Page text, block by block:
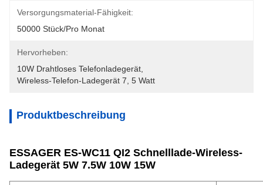
Versorgungsmaterial-Fähigkeit:
50000 Stück/pro Monat
Hervorheben:
10W Drahtloses Telefonladegerät
Wireless-Telefon-Ladegerät 7 5 Watt
Produktbeschreibung
ESSAGER ES-WC11 QI2 Schnelllade-Wireless-
Ladegerät 5W 7.5W 10W 15W